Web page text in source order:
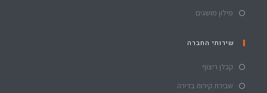
מילון מושגים
שירותי החברה
קבלן ריצוף
שבירת קירות בדירה